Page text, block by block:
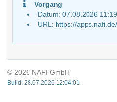
Vorgang
Datum: 07.08.2026
URL: https://
© 2026 NAFI GmbH
Build: 28.07.2026 12:04:01